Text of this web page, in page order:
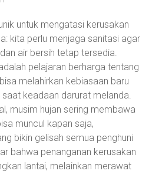
untuk mengatasi kerusakan
kita perlu menjaga sanitasi agar
air bersih tetap tersedia.
pelajaran berharga tentang
melahirkan kebiasaan baru
keadaan darurat melanda.
musim hujan sering membawa
muncul kapan saja,
bikin gelisah semua penghuni
bahwa penanganan kerusakan
lantai, melainkan merawat